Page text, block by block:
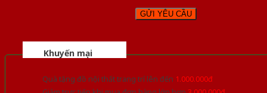
Khuyến mại
Quà tặng đồ nội thất trang trí lên đến 1.000.000đ